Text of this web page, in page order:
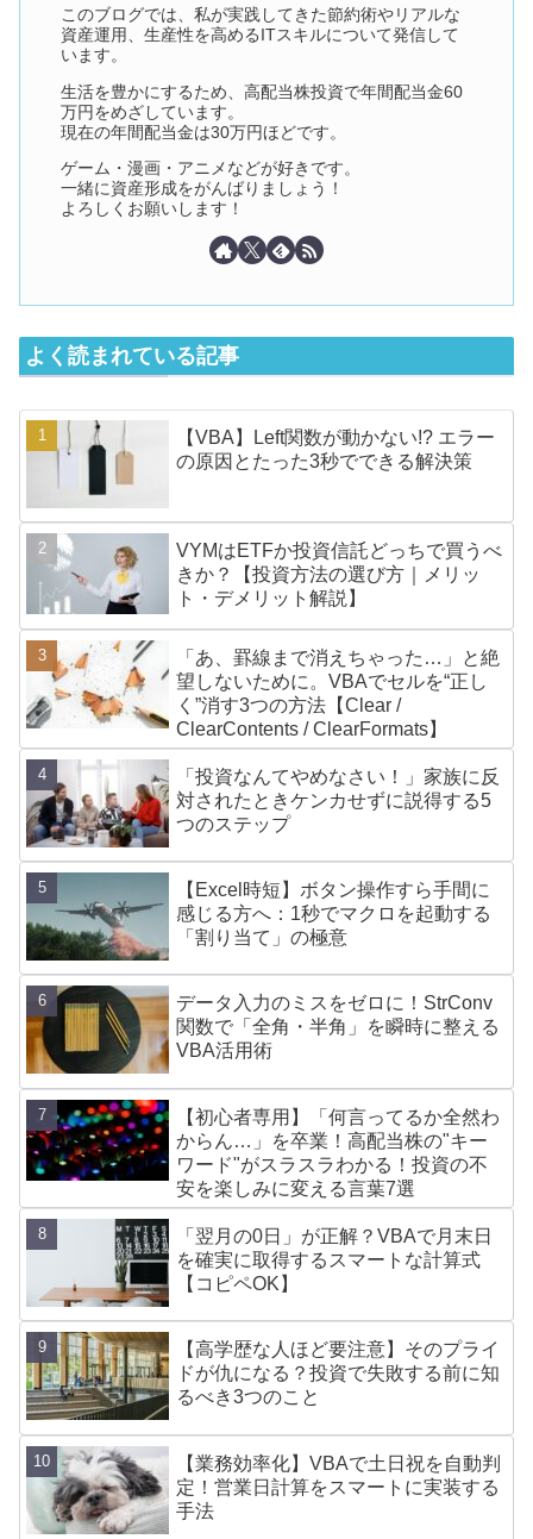
このブログでは、私が実践してきた節約術やリアルな
資産運用、生産性を高めるITスキルについて発信して
います。
生活を豊かにするため、高配当株投資で年間配当金60
万円をめざしています。
現在の年間配当金は30万円ほどです。
ゲーム・漫画・アニメなどが好きです。
一緒に資産形成をがんばりましょう！
よろしくお願いします！
よく読まれている記事
【VBA】Left関数が動かない!? エラー
の原因とたった3秒でできる解決策
VYMはETFか投資信託どっちで買うべ
きか？【投資方法の選び方｜メリッ
ト・デメリット解説】
「あ、罫線まで消えちゃった…」と絶
望しないために。VBAでセルを“正し
く”消す3つの方法【Clear /
ClearContents / ClearFormats】
「投資なんてやめなさい！」家族に反
対されたときケンカせずに説得する5
つのステップ
【Excel時短】ボタン操作すら手間に
感じる方へ：1秒でマクロを起動する
「割り当て」の極意
データ入力のミスをゼロに！StrConv
関数で「全角・半角」を瞬時に整える
VBA活用術
【初心者専用】「何言ってるか全然わ
からん…」を卒業！高配当株の"キー
ワード"がスラスラわかる！投資の不
安を楽しみに変える言葉7選
「翌月の0日」が正解？VBAで月末日
を確実に取得するスマートな計算式
【コピペOK】
【高学歴な人ほど要注意】そのプライ
ドが仇になる？投資で失敗する前に知
るべき3つのこと
【業務効率化】VBAで土日祝を自動判
定！営業日計算をスマートに実装する
手法